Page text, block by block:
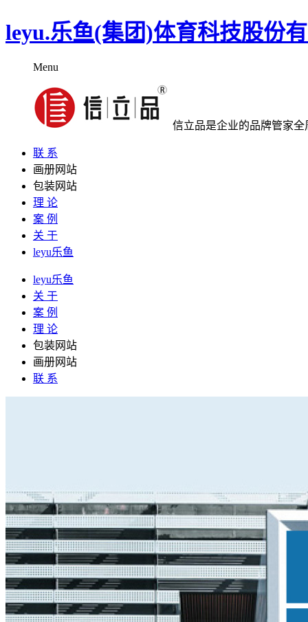
leyu.乐鱼(集团)体育科技股份
Menu
信立品是企业的品牌管家全
联 系
画册网站
包装网站
理 论
案 例
关 于
leyu乐鱼
leyu乐鱼
关 于
案 例
理 论
包装网站
画册网站
联 系